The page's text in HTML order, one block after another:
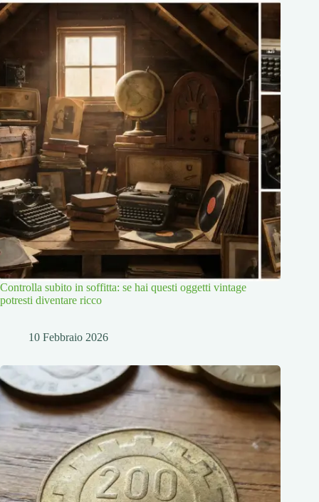
Controlla subito in soffitta: se hai questi oggetti vintage
potresti diventare ricco
10 Febbraio 2026